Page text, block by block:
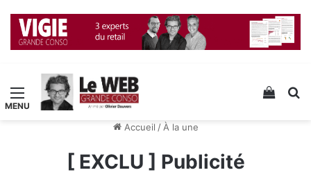
Menu Voir
Accueil / À la une
[ EXCLU ] Publicité